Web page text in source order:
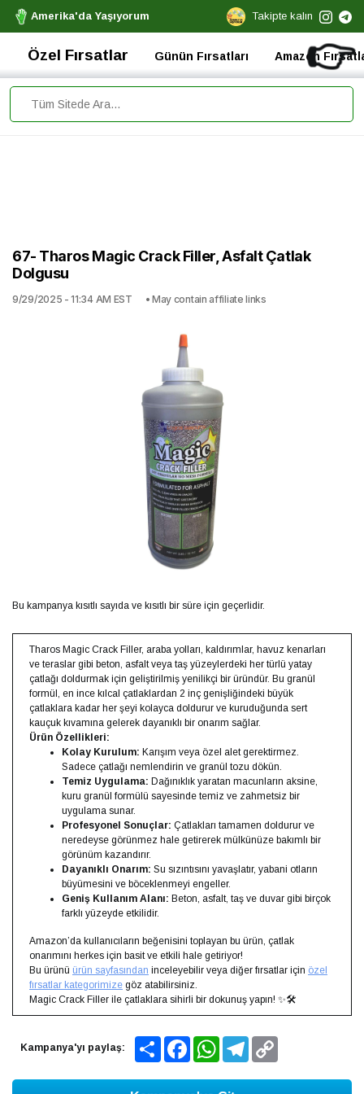
Amerika'da Yaşıyorum Takipte kalın
👉
Özel Fırsatlar Günün Fırsatları Amazon
67- Tharos Magic Crack Filler, Asfalt Çatlak
Dolgusu
9/29/2025 - 11:34 AM EST • May contain affiliate links
Bu kampanya kısıtlı sayıda ve kısıtlı bir süre için geçerlidir.
Tharos Magic Crack Filler, araba yolları, kaldırımlar, havuz kenarları
ve teraslar gibi beton, asfalt veya taş yüzeylerdeki her türlü yatay
çatlağı doldurmak için geliştirilmiş yenilikçi bir üründür. Bu granül
formül, en ince kılcal çatlaklardan 2 inç genişliğindeki büyük
çatlaklara kadar her şeyi kolayca doldurur ve kuruduğunda sert
kauçuk kıvamına gelerek dayanıklı bir onarım sağlar.
Ürün Özellikleri:
Kolay Kurulum: Karışım veya özel alet gerektirmez.
Sadece çatlağı nemlendirin ve granül tozu dökün.
Temiz Uygulama: Dağınıklık yaratan macunların aksine,
kuru granül formülü sayesinde temiz ve zahmetsiz bir
uygulama sunar.
Profesyonel Sonuçlar: Çatlakları tamamen doldurur ve
neredeyse görünmez hale getirerek mülkünüze bakımlı bir
görünüm kazandırır.
Dayanıklı Onarım: Su sızıntısını yavaşlatır, yabani otların
büyümesini ve böceklenmeyi engeller.
Geniş Kullanım Alanı: Beton, asfalt, taş ve duvar gibi birçok
farklı yüzeyde etkilidir.
Amazon’da kullanıcıların beğenisini toplayan bu ürün, çatlak
onarımını herkes için basit ve etkili hale getiriyor!
Bu ürünü ürün sayfasından inceleyebilir veya diğer fırsatlar için özel
fırsatlar kategorimize göz atabilirsiniz.
Magic Crack Filler ile çatlaklara sihirli bir dokunuş yapın! ✨🛠️
Kampanya'yı paylaş: Share FacebookWhatsAppTelegram